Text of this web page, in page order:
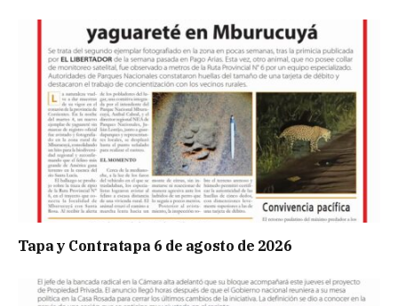
Tapa y Contratapa 6 de agosto de 2026